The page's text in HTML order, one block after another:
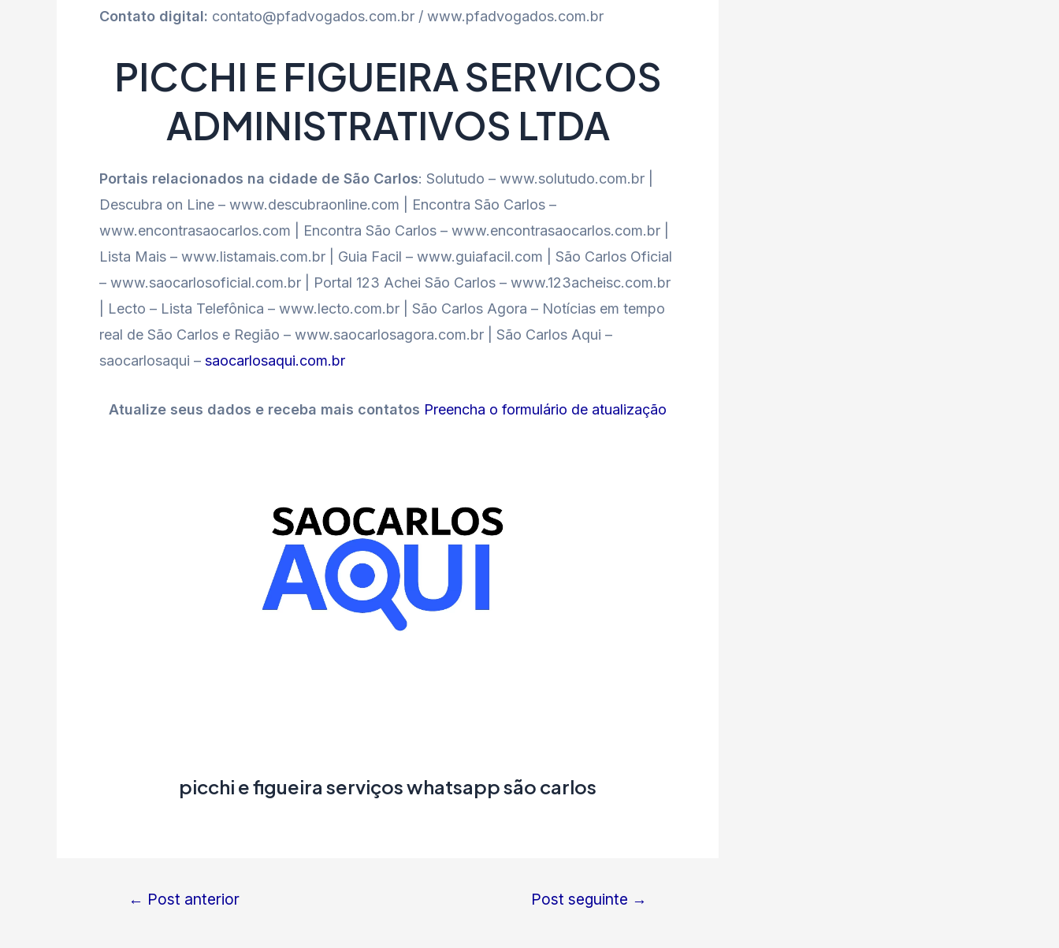
Contato digital: contato@pfadvogados.com.br / www.pfadvogados.com.br
PICCHI E FIGUEIRA SERVICOS
ADMINISTRATIVOS LTDA
Portais relacionados na cidade de São Carlos: Solutudo – www.solutudo.com.br |
Descubra on Line – www.descubraonline.com | Encontra São Carlos –
www.encontrasaocarlos.com | Encontra São Carlos – www.encontrasaocarlos.com.br |
Lista Mais – www.listamais.com.br | Guia Facil – www.guiafacil.com | São Carlos Oficial
– www.saocarlosoficial.com.br | Portal 123 Achei São Carlos – www.123acheisc.com.br
| Lecto – Lista Telefônica – www.lecto.com.br | São Carlos Agora – Notícias em tempo
real de São Carlos e Região – www.saocarlosagora.com.br | São Carlos Aqui –
saocarlosaqui – saocarlosaqui.com.br
Atualize seus dados e receba mais contatos Preencha o formulário de atualização
picchi e figueira serviços whatsapp são carlos
Navegação
← Post anterior Post seguinte →